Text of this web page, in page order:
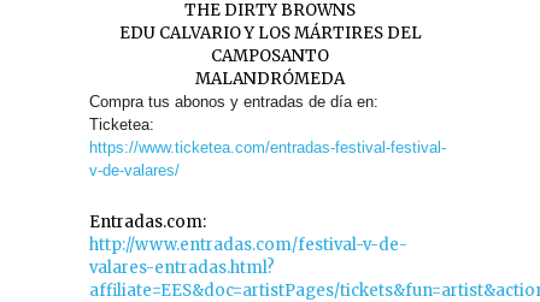
THE DIRTY BROWNS
EDU CALVARIO Y LOS MÁRTIRES DEL
CAMPOSANTO
MALANDRÓMEDA
Compra tus abonos y entradas de día en:
Ticketea:
https://www.ticketea.com/entradas-festival-festival-
v-de-valares/
Entradas.com:
http://www.entradas.com/festival-v-de-
valares-entradas.html?
affiliate=EES&doc=artistPages/